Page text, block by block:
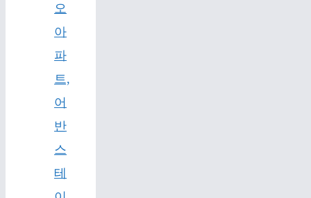
오
아
파
트,
어
반
스
테